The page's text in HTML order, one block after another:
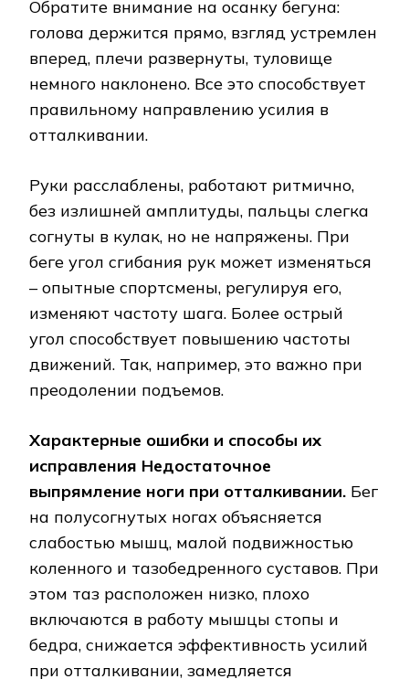
Обратите внимание на осанку бегуна:
голова держится прямо, взгляд устремлен
вперед, плечи развернуты, туловище
немного наклонено. Все это способствует
правильному направлению усилия в
отталкивании.
Руки расслаблены, работают ритмично,
без излишней амплитуды, пальцы слегка
согнуты в кулак, но не напряжены. При
беге угол сгибания рук может изменяться
– опытные спортсмены, регулируя его,
изменяют частоту шага. Более острый
угол способствует повышению частоты
движений. Так, например, это важно при
преодолении подъемов.
Характерные ошибки и способы их
исправления Недостаточное
выпрямление ноги при отталкивании. Бег
на полусогнутых ногах объясняется
слабостью мышц, малой подвижностью
коленного и тазобедренного суставов. При
этом таз расположен низко, плохо
включаются в работу мышцы стопы и
бедра, снижается эффективность усилий
при отталкивании, замедляется